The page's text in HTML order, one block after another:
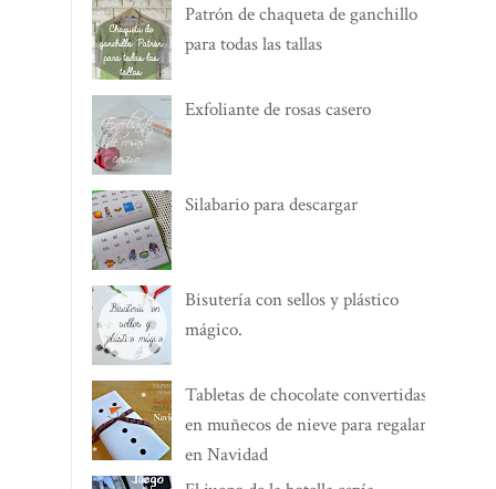
Patrón de chaqueta de ganchillo
para todas las tallas
Exfoliante de rosas casero
Silabario para descargar
Bisutería con sellos y plástico
mágico.
Tabletas de chocolate convertidas
en muñecos de nieve para regalar
en Navidad